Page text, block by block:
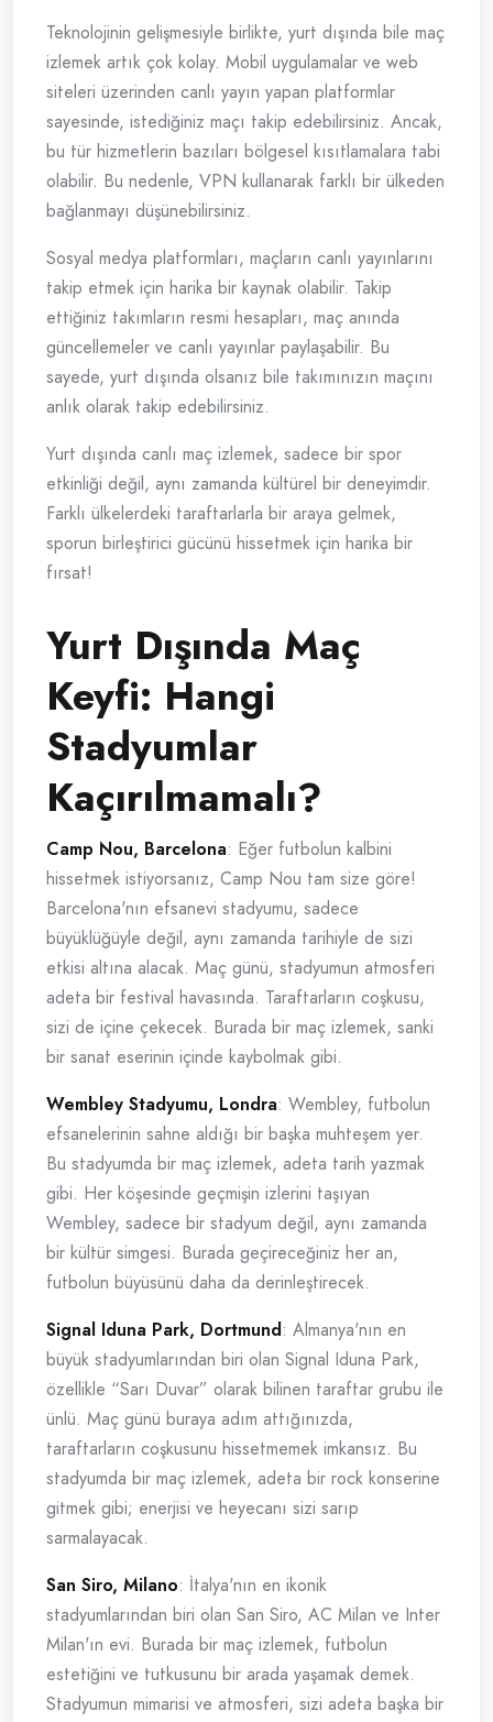
Teknolojinin gelişmesiyle birlikte, yurt dışında bile maç
izlemek artık çok kolay. Mobil uygulamalar ve web
siteleri üzerinden canlı yayın yapan platformlar
sayesinde, istediğiniz maçı takip edebilirsiniz. Ancak,
bu tür hizmetlerin bazıları bölgesel kısıtlamalara tabi
olabilir. Bu nedenle, VPN kullanarak farklı bir ülkeden
bağlanmayı düşünebilirsiniz.
Sosyal medya platformları, maçların canlı yayınlarını
takip etmek için harika bir kaynak olabilir. Takip
ettiğiniz takımların resmi hesapları, maç anında
güncellemeler ve canlı yayınlar paylaşabilir. Bu
sayede, yurt dışında olsanız bile takımınızın maçını
anlık olarak takip edebilirsiniz.
Yurt dışında canlı maç izlemek, sadece bir spor
etkinliği değil, aynı zamanda kültürel bir deneyimdir.
Farklı ülkelerdeki taraftarlarla bir araya gelmek,
sporun birleştirici gücünü hissetmek için harika bir
fırsat!
Yurt Dışında Maç
Keyfi: Hangi
Stadyumlar
Kaçırılmamalı?
Camp Nou, Barcelona: Eğer futbolun kalbini
hissetmek istiyorsanız, Camp Nou tam size göre!
Barcelona'nın efsanevi stadyumu, sadece
büyüklüğüyle değil, aynı zamanda tarihiyle de sizi
etkisi altına alacak. Maç günü, stadyumun atmosferi
adeta bir festival havasında. Taraftarların coşkusu,
sizi de içine çekecek. Burada bir maç izlemek, sanki
bir sanat eserinin içinde kaybolmak gibi.
Wembley Stadyumu, Londra: Wembley, futbolun
efsanelerinin sahne aldığı bir başka muhteşem yer.
Bu stadyumda bir maç izlemek, adeta tarih yazmak
gibi. Her köşesinde geçmişin izlerini taşıyan
Wembley, sadece bir stadyum değil, aynı zamanda
bir kültür simgesi. Burada geçireceğiniz her an,
futbolun büyüsünü daha da derinleştirecek.
Signal Iduna Park, Dortmund: Almanya'nın en
büyük stadyumlarından biri olan Signal Iduna Park,
özellikle “Sarı Duvar” olarak bilinen taraftar grubu ile
ünlü. Maç günü buraya adım attığınızda,
taraftarların coşkusunu hissetmemek imkansız. Bu
stadyumda bir maç izlemek, adeta bir rock konserine
gitmek gibi; enerjisi ve heyecanı sizi sarıp
sarmalayacak.
San Siro, Milano: İtalya'nın en ikonik
stadyumlarından biri olan San Siro, AC Milan ve Inter
Milan'ın evi. Burada bir maç izlemek, futbolun
estetiğini ve tutkusunu bir arada yaşamak demek.
Stadyumun mimarisi ve atmosferi, sizi adeta başka bir